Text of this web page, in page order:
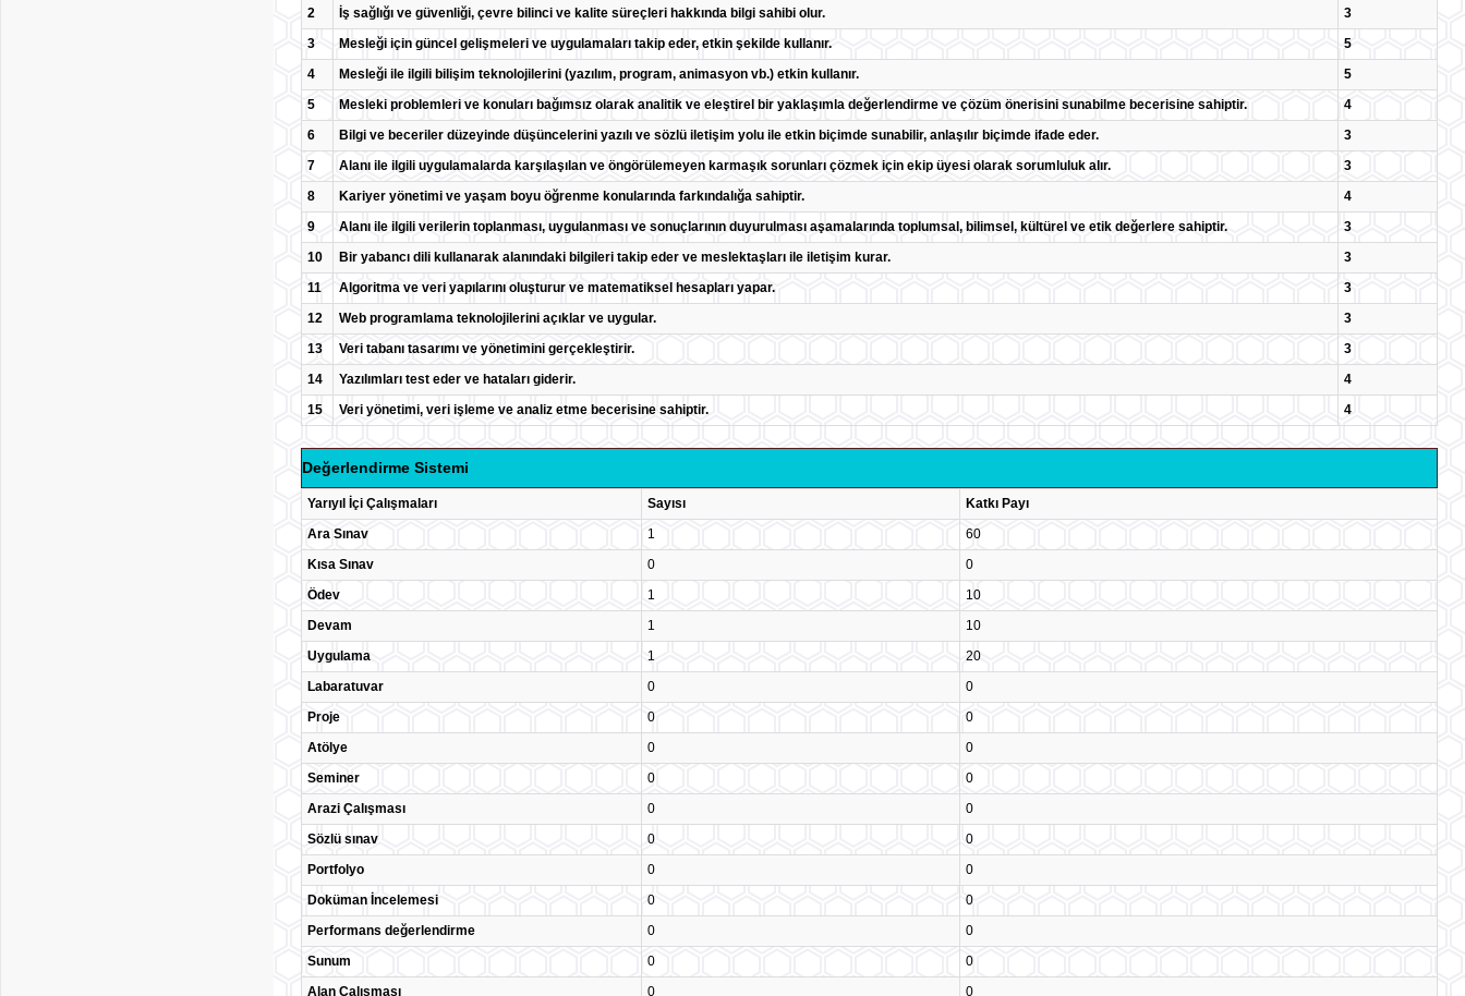
2
İş sağlığı ve güvenliği, çevre bilinci ve kalite süreçleri hakkında bilgi sahibi olur.
3
3
Mesleği için güncel gelişmeleri ve uygulamaları takip eder, etkin şekilde kullanır.
5
4
Mesleği ile ilgili bilişim teknolojilerini (yazılım, program, animasyon vb.) etkin kullanır.
5
5
Mesleki problemleri ve konuları bağımsız olarak analitik ve eleştirel bir yaklaşımla değerlendirme ve çözüm önerisini sunabilme becerisine sahiptir.
4
6
Bilgi ve beceriler düzeyinde düşüncelerini yazılı ve sözlü iletişim yolu ile etkin biçimde sunabilir, anlaşılır biçimde ifade eder.
3
7
Alanı ile ilgili uygulamalarda karşılaşılan ve öngörülemeyen karmaşık sorunları çözmek için ekip üyesi olarak sorumluluk alır.
3
8
Kariyer yönetimi ve yaşam boyu öğrenme konularında farkındalığa sahiptir.
4
9
Alanı ile ilgili verilerin toplanması, uygulanması ve sonuçlarının duyurulması aşamalarında toplumsal, bilimsel, kültürel ve etik değerlere sahiptir.
3
10
Bir yabancı dili kullanarak alanındaki bilgileri takip eder ve meslektaşları ile iletişim kurar.
3
11
Algoritma ve veri yapılarını oluşturur ve matematiksel hesapları yapar.
3
12
Web programlama teknolojilerini açıklar ve uygular.
3
13
Veri tabanı tasarımı ve yönetimini gerçekleştirir.
3
14
Yazılımları test eder ve hataları giderir.
4
15
Veri yönetimi, veri işleme ve analiz etme becerisine sahiptir. 4
Değerlendirme Sistemi
Yarıyıl İçi Çalışmaları Sayısı
Katkı Payı
Ara Sınav
1
60
Kısa Sınav
0
0
Ödev
1
10
Devam
1
10
Uygulama
1
20
Labaratuvar
0
0
Proje
0
0
Atölye
0
0
Seminer
0
0
Arazi Çalışması
0
0
Sözlü sınav
0
0
Portfolyo
0
0
Doküman İncelemesi
0
0
Performans değerlendirme
0
0
Sunum
0
0
Alan Çalışması
0 0